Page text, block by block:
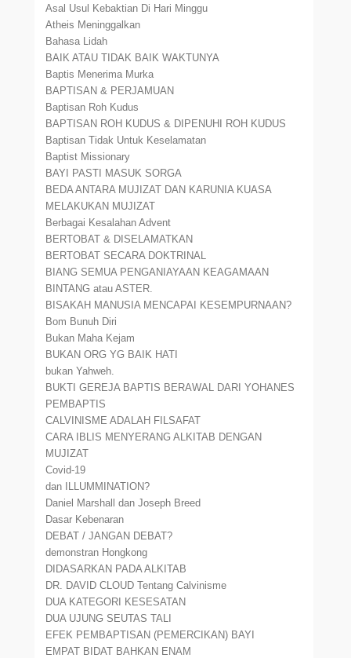
Asal Usul Kebaktian Di Hari Minggu
Atheis Meninggalkan
Bahasa Lidah
BAIK ATAU TIDAK BAIK WAKTUNYA
Baptis Menerima Murka
BAPTISAN & PERJAMUAN
Baptisan Roh Kudus
BAPTISAN ROH KUDUS & DIPENUHI ROH KUDUS
Baptisan Tidak Untuk Keselamatan
Baptist Missionary
BAYI PASTI MASUK SORGA
BEDA ANTARA MUJIZAT DAN KARUNIA KUASA
MELAKUKAN MUJIZAT
Berbagai Kesalahan Advent
BERTOBAT & DISELAMATKAN
BERTOBAT SECARA DOKTRINAL
BIANG SEMUA PENGANIAYAAN KEAGAMAAN
BINTANG atau ASTER.
BISAKAH MANUSIA MENCAPAI KESEMPURNAAN?
Bom Bunuh Diri
Bukan Maha Kejam
BUKAN ORG YG BAIK HATI
bukan Yahweh.
BUKTI GEREJA BAPTIS BERAWAL DARI YOHANES
PEMBAPTIS
CALVINISME ADALAH FILSAFAT
CARA IBLIS MENYERANG ALKITAB DENGAN
MUJIZAT
Covid-19
dan ILLUMMINATION?
Daniel Marshall dan Joseph Breed
Dasar Kebenaran
DEBAT / JANGAN DEBAT?
demonstran Hongkong
DIDASARKAN PADA ALKITAB
DR. DAVID CLOUD Tentang Calvinisme
DUA KATEGORI KESESATAN
DUA UJUNG SEUTAS TALI
EFEK PEMBAPTISAN (PEMERCIKAN) BAYI
EMPAT BIDAT BAHKAN ENAM